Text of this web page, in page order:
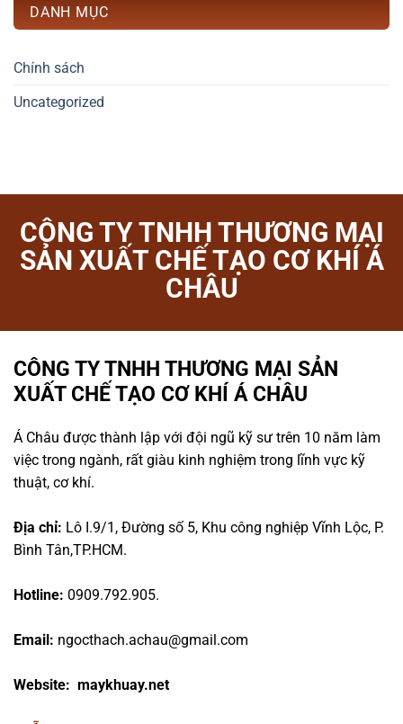
DANH MỤC
Chính sách
Uncategorized
CÔNG TY TNHH THƯƠNG MẠI
SẢN XUẤT CHẾ TẠO CƠ KHÍ Á
CHÂU
CÔNG TY TNHH THƯƠNG MẠI SẢN
XUẤT CHẾ TẠO CƠ KHÍ Á CHÂU
Á Châu được thành lập với đội ngũ kỹ sư trên 10 năm làm
việc trong ngành, rất giàu kinh nghiệm trong lĩnh vực kỹ
thuật, cơ khí.
Địa chỉ: Lô I.9/1, Đường số 5, Khu công nghiệp Vĩnh Lộc, P.
Bình Tân,TP.HCM.
Hotline: 0909.792.905.
Email: ngocthach.achau@gmail.com
Website: maykhuay.net